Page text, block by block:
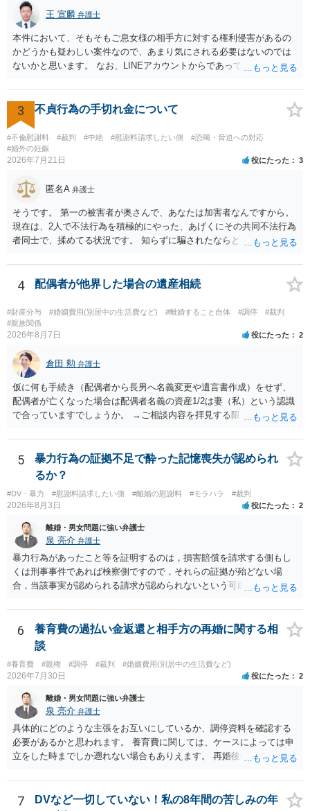
と考えます。 ③ 借用書があっても、後から100万円を貸付扱いに変更
することは認められるのか。 ⇒おそらく１００万円は不当利得（受け
取る正当な権利がないのに利益を取得した）として返還請求されてい
るものかと推察しますので、 貸金返還ではないかと存じます。 ④ 私
は現在、収入も不安定で貯金もなくリボ払い借金が既に約100万あり。
今年に再婚したが主人はお金に厳しい為、一括で220万円を支払う事は
困難 仮に裁判で敗訴した場合でも、分割払いになる可能性はあります
か。 ⇒判決となり敗訴してしまった場合は、強制執行により不動産等
の財産を差し押さえられ、そこから債権回収が図られることになりま
すが、 和解であれば柔軟な解決が可能ですので、その場合は分割払
いにより支払うことも十分可能です。 ⑤ このような事情であれば、私
は120万円のみ和解交渉を続けるべきでしょうか。 ⇒ご相談者様の認
れるため、 120万円のみについて交渉を続けることがベターかと存じ
ます。
王 宣麟 弁護士
本件において、そもそもご息女様の相手方に対する権利侵害があるの
かどうかも疑わしい案件なので、あまり気にされる必要はないのでは
ないかと思います。 なお、LINEアカウントからであっても、そこに紐
るパターンはありえるものの、本件のような精神的損害が発生したと
明確にいえないような案件において開示がなされる可能性も低いので
はないかと推察します。
3 不貞行為の手切れ金について
#不倫慰謝料 #裁判 #中絶 #慰謝料請求したい側
#恐喝・脅迫への対応
#婚外の妊娠
2026年7月21日 役にたった 3
匿名A 弁護士
そうです。 第一の被害者が奥さんで、あなたは加害者なんですから。
現在は、2人で不法行為を積極的にやった、あげくにその共同不法行為
者同士で、揉めてる状況です。 知らずに騙されたならともか
というだけですから。
4 配偶者が他界した場合の遺産相続
#財産分与 #婚姻費用(別居中の生活費など) #離婚すること自体 #調停
#裁判
#親族関係
2026年8月7日 役にたった 2
倉田 勲 弁護士
仮に何も手続き（配偶者から長男へ名義変更や遺言書作成）をせず、
配偶者が亡くなった場合は配偶者名義の資産1/2は妻（私）という認識
で合っていますでしょうか。 →ご相談内容を拝見する限りでは、その
完全に所有する場合は、他の相続人に対して自宅の評価額の１/２の代
償金の支払いが必要になります。
5
暴力行為の証拠不足で酔った記憶喪失が認められ
るか？
#DV・暴力 #慰謝料請求したい側 #離婚の慰謝料 #モラハラ #裁判
2026年8月3日 役にたった 2
離婚・男女問題に強い弁護士
泉 亮介 弁護士
暴力行為があったこと等を証明するのは，損害賠償を請求する側もし
くは刑事事件であれば検察側ですので，それらの証拠が殆どない場
合，当該事実が認められる請求が認められないという可能性はあるで
6
養育費の過払い金返還と相手方の再婚に関する相
談
#養育費 #親権 #調停 #裁判 #婚姻費用(別居中の生活費など)
2026年7月30日 役にたった 2
離婚・男女問題に強い弁護士
泉 亮介 弁護士
具体的にどのような主張をお互いにしているか、調停資料を確認する
必要があるかと思われます。 養育費に関しては、ケースによっては申
立をした時までしか遡れない場合もありえます。 再婚後の相手方の行
養育費に関するやりとり等があればそちらについても確認する必要が
あるでしょう。 公開相談の場での回答よりも個別に弁護士にご相談さ
7
DVなど一切していない！私の8年間の苦しみの年